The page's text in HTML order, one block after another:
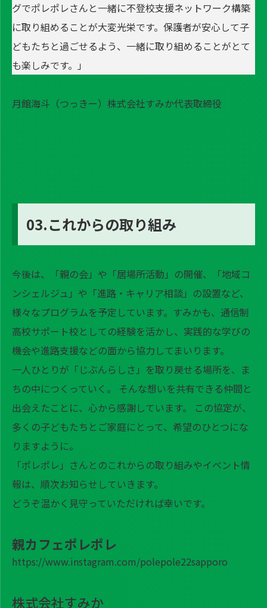
グでポレポレさんと一緒に不登校支援ネットワーク構築
に取り組めることが大変光栄です。保護者が安心して子
どもたちと過ごせるよう、一緒に取り組めることがとて
も楽しみです。」
月館海斗（つっきー）株式会社すみか代表取締役
03.これからの取り組み
今後は、「親の会」や「居場所活動」の開催、「地域コ
ンシェルジュ」や「進路・キャリア相談」の設置など、
様々なプログラムを予定しています。すみかも、通信制
高校サポート校としての経験を活かし、実践的な学びの
機会や進路支援などの面から協力してまいります。
一人ひとりが「じぶんらしさ」を取り戻せる場所を、ま
ちの中につくっていく。 そんな想いを共有できる仲間と
出会えたことに、心から感謝しています。 この協定が、
多くの子どもたちとご家庭にとって、希望のひとつにな
りますように。
「ポレポレ」さんとのこれからの取り組みやイベント情
報は、順次お知らせしていきます。
どうぞ温かく見守っていただければ幸いです。
親カフェポレポレ
https://www.instagram.com/polepole22sapporo
株式会社すみか